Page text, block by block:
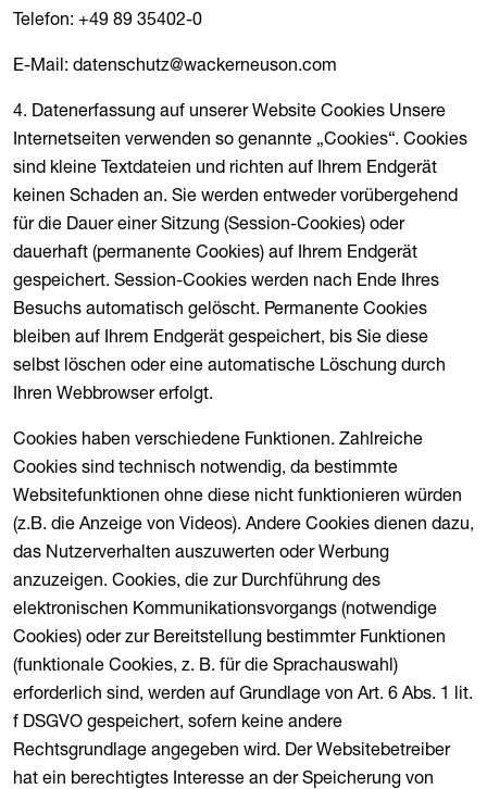
Telefon: +49 89 35402-0
E-Mail: datenschutz@wackerneuson.com
4. Datenerfassung auf unserer Website Cookies Unsere
Internetseiten verwenden so genannte „Cookies“. Cookies
sind kleine Textdateien und richten auf Ihrem Endgerät
keinen Schaden an. Sie werden entweder vorübergehend
für die Dauer einer Sitzung (Session-Cookies) oder
dauerhaft (permanente Cookies) auf Ihrem Endgerät
gespeichert. Session-Cookies werden nach Ende Ihres
Besuchs automatisch gelöscht. Permanente Cookies
bleiben auf Ihrem Endgerät gespeichert, bis Sie diese
selbst löschen oder eine automatische Löschung durch
Ihren Webbrowser erfolgt.
Cookies haben verschiedene Funktionen. Zahlreiche
Cookies sind technisch notwendig, da bestimmte
Websitefunktionen ohne diese nicht funktionieren würden
(z.B. die Anzeige von Videos). Andere Cookies dienen dazu,
das Nutzerverhalten auszuwerten oder Werbung
anzuzeigen. Cookies, die zur Durchführung des
elektronischen Kommunikationsvorgangs (notwendige
Cookies) oder zur Bereitstellung bestimmter Funktionen
(funktionale Cookies, z. B. für die Sprachauswahl)
erforderlich sind, werden auf Grundlage von Art. 6 Abs. 1 lit.
f DSGVO gespeichert, sofern keine andere
Rechtsgrundlage angegeben wird. Der Websitebetreiber
hat ein berechtigtes Interesse an der Speicherung von